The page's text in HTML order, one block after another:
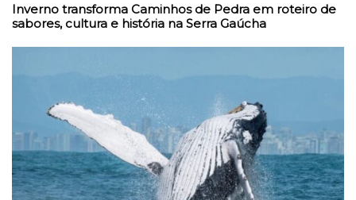
Inverno transforma Caminhos de Pedra em roteiro de
sabores, cultura e história na Serra Gaúcha